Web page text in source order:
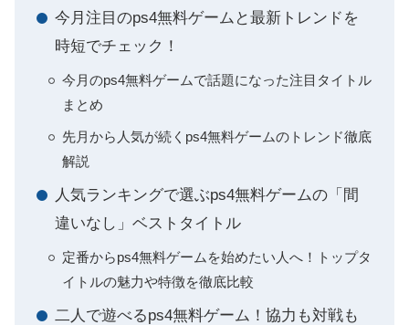
今月注目のps4無料ゲームと最新トレンドを
時短でチェック！
今月のps4無料ゲームで話題になった注目タイトル
まとめ
先月から人気が続くps4無料ゲームのトレンド徹底
解説
人気ランキングで選ぶps4無料ゲームの「間
違いなし」ベストタイトル
定番からps4無料ゲームを始めたい人へ！トップタ
イトルの魅力や特徴を徹底比較
二人で遊べるps4無料ゲーム！協力も対戦も